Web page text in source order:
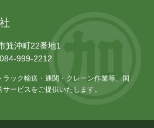
箕沖町22番地1
999-2212
ック輸送・通関・クレーン作業等、国
ービスをご提供いたします。